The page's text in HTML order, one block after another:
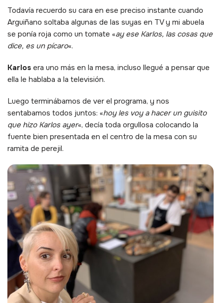
Todavía recuerdo su cara en ese preciso instante cuando
Arguiñano soltaba algunas de las suyas en TV y mi abuela
se ponía roja como un tomate «ay ese Karlos, las cosas que
dice, es un pícaro«.
Karlos era uno más en la mesa, incluso llegué a pensar que
ella le hablaba a la televisión.
Luego terminábamos de ver el programa, y nos
sentabamos todos juntos: «hoy les voy a hacer un guisito
que hizo Karlos ayer«, decía toda orgullosa colocando la
fuente bien presentada en el centro de la mesa con su
ramita de perejil.